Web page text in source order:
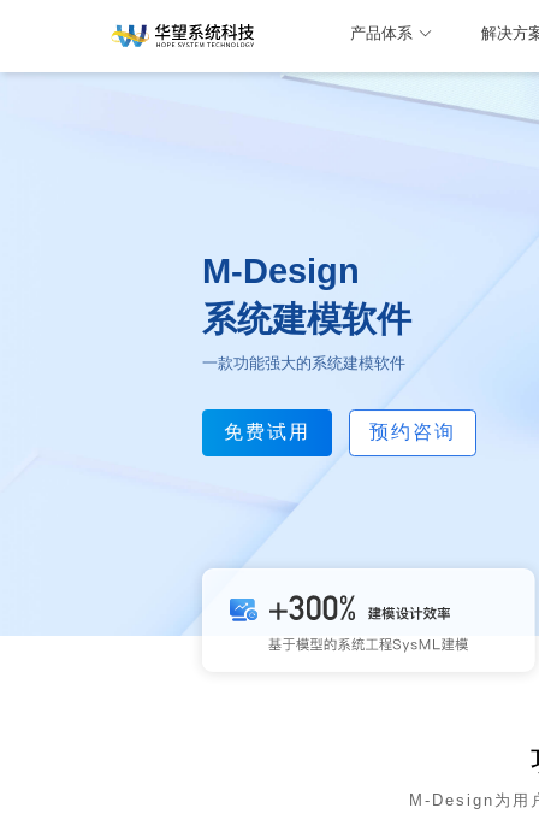
产品体系 解决方
M-Design
系统建模软件
一款功能强大的系统建模软件
免费试用 预约咨询
M-Design为用